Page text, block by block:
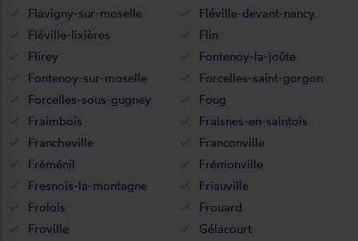
Flavigny-sur-moselle
Fléville-devant-nancy
Fléville-lixières
Flin
Flirey
Fontenoy-la-joûte
Fontenoy-sur-moselle
Forcelles-saint-gorgon
Forcelles-sous-gugney
Foug
Fraimbois
Fraisnes-en-saintois
Francheville
Franconville
Fréménil
Frémonville
Fresnois-la-montagne
Friauville
Frolois
Frouard
Froville
Gélacourt